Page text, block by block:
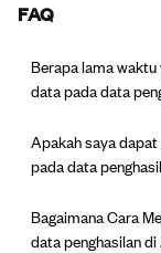
FAQ
Berapa lama
data pada data
Apakah saya
pada data
Bagaimana Cara
data penghasilan